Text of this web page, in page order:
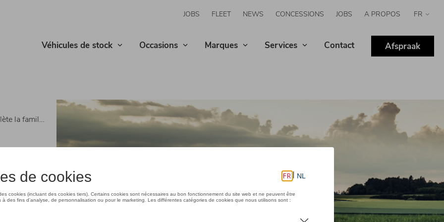
JOBS FLEET NEWS CONCESSIONS JOBS A PROPOS
Select
Véhicules de stock Occasions Marques Services Contact Afspraak
TFSI e quattro